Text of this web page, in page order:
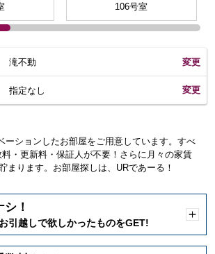
106号室
滝不動 変更
指定なし 変更
ーションしたお部屋をご用意しています。すべ
・更新料・保証人が不要！さらに月々の家賃
まります。お部屋探しは、URであーる！
！
引越しで欲しかったものをGET!
く